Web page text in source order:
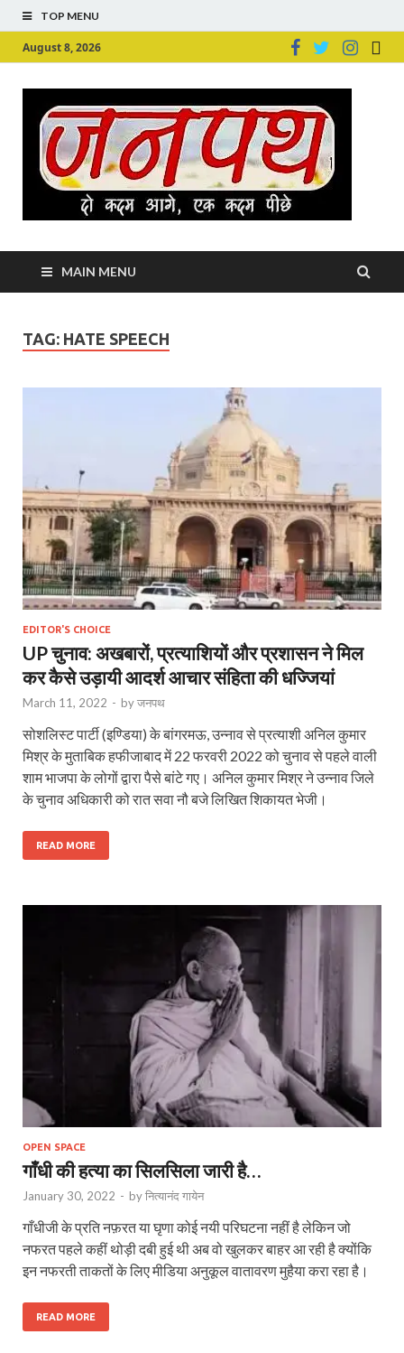
TOP MENU
August 8, 2026
MAIN MENU
TAG: HATE SPEECH
EDITOR'S CHOICE
UP चुनाव: अखबारों, प्रत्याशियों और प्रशासन ने मिल
कर कैसे उड़ायी आदर्श आचार संहिता की धज्जियां
March 11, 2022 - byजनपथ
सोशलिस्ट पार्टी (इण्डिया) के बांगरमऊ, उन्नाव से प्रत्याशी अनिल कुमार
मिश्र के मुताबिक हफीजाबाद में 22 फरवरी 2022 को चुनाव से पहले वाली
शाम भाजपा के लोगों द्वारा पैसे बांटे गए। अनिल कुमार मिश्र ने उन्नाव जिले
के चुनाव अधिकारी को रात सवा नौ बजे लिखित शिकायत भेजी।
READ MORE
OPEN SPACE
गाँधी की हत्या का सिलसिला जारी है…
January 30, 2022 - byनित्यानंद गायेन
गाँधीजी के प्रति नफ़रत या घृणा कोई नयी परिघटना नहीं है लेकिन जो
नफरत पहले कहीं थोड़ी दबी हुई थी अब वो खुलकर बाहर आ रही है क्योंकि
इन नफरती ताकतों के लिए मीडिया अनुकूल वातावरण मुहैया करा रहा है।
READ MORE